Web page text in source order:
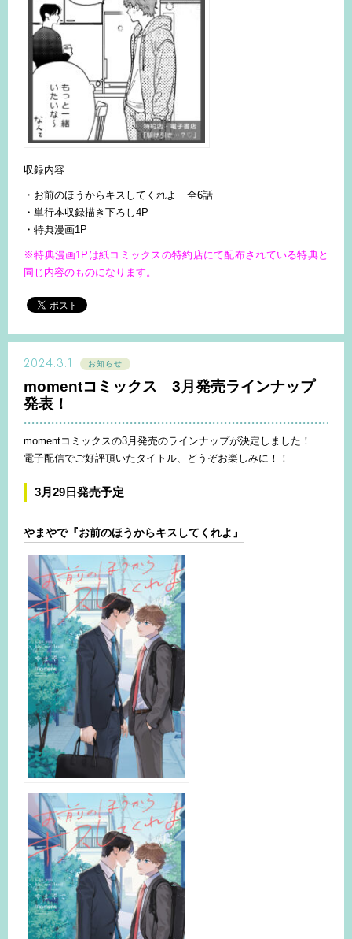
収録内容
・お前のほうからキスしてくれよ 全6話
・単行本収録描き下ろし4P
・特典漫画1P
※特典漫画1Pは紙コミックスの特約店にて配布されている特典と
同じ内容のものになります。
2024.3.1 お知らせ
momentコミックス 3月発売ラインナップ
発表！
momentコミックスの3月発売のラインナップが決定しました！
電子配信でご好評頂いたタイトル、どうぞお楽しみに！！
3月29日発売予定
やまやで『お前のほうからキスしてくれよ』